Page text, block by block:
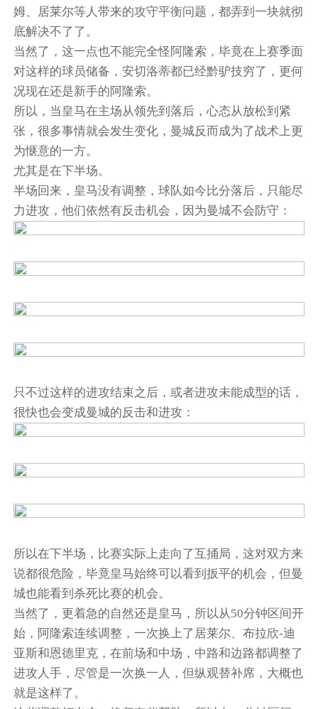
姆、居莱尔等人带来的攻守平衡问题，都弄到一块就彻
底解决不了了。
当然了，这一点也不能完全怪阿隆索，毕竟在上赛季面
对这样的球员储备，安切洛蒂都已经黔驴技穷了，更何
况现在还是新手的阿隆索。
所以，当皇马在主场从领先到落后，心态从放松到紧
张，很多事情就会发生变化，曼城反而成为了战术上更
为惬意的一方。
尤其是在下半场。
半场回来，皇马没有调整，球队如今比分落后，只能尽
力进攻，他们依然有反击机会，因为曼城不会防守：
只不过这样的进攻结束之后，或者进攻未能成型的话，
很快也会变成曼城的反击和进攻：
所以在下半场，比赛实际上走向了互捅局，这对双方来
说都很危险，毕竟皇马始终可以看到扳平的机会，但曼
城也能看到杀死比赛的机会。
当然了，更着急的自然还是皇马，所以从50分钟区间开
始，阿隆索连续调整，一次换上了居莱尔、布拉欣-迪
亚斯和恩德里克，在前场和中场，中路和边路都调整了
进攻人手，尽管是一次换一人，但纵观替补席，大概也
就是这样了。